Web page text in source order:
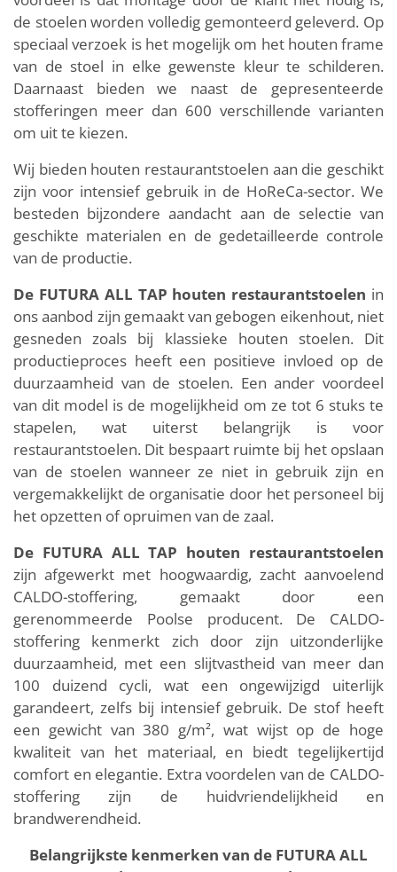
de stoelen worden volledig gemonteerd geleverd. Op
speciaal verzoek is het mogelijk om het houten frame
van de stoel in elke gewenste kleur te schilderen.
Daarnaast bieden we naast de gepresenteerde
stofferingen meer dan 600 verschillende varianten
om uit te kiezen.
Wij bieden houten restaurantstoelen aan die geschikt
zijn voor intensief gebruik in de HoReCa-sector. We
besteden bijzondere aandacht aan de selectie van
geschikte materialen en de gedetailleerde controle
van de productie.
De FUTURA ALL TAP houten restaurantstoelen in
ons aanbod zijn gemaakt van gebogen eikenhout, niet
gesneden zoals bij klassieke houten stoelen. Dit
productieproces heeft een positieve invloed op de
duurzaamheid van de stoelen. Een ander voordeel
van dit model is de mogelijkheid om ze tot 6 stuks te
stapelen, wat uiterst belangrijk is voor
restaurantstoelen. Dit bespaart ruimte bij het opslaan
van de stoelen wanneer ze niet in gebruik zijn en
vergemakkelijkt de organisatie door het personeel bij
het opzetten of opruimen van de zaal.
De FUTURA ALL TAP houten restaurantstoelen
zijn afgewerkt met hoogwaardig, zacht aanvoelend
CALDO-stoffering, gemaakt door een
gerenommeerde Poolse producent. De CALDO-
stoffering kenmerkt zich door zijn uitzonderlijke
duurzaamheid, met een slijtvastheid van meer dan
100 duizend cycli, wat een ongewijzigd uiterlijk
garandeert, zelfs bij intensief gebruik. De stof heeft
een gewicht van 380 g/m², wat wijst op de hoge
kwaliteit van het materiaal, en biedt tegelijkertijd
comfort en elegantie. Extra voordelen van de CALDO-
stoffering zijn de huidvriendelijkheid en
brandwerendheid.
Belangrijkste kenmerken van de FUTURA ALL